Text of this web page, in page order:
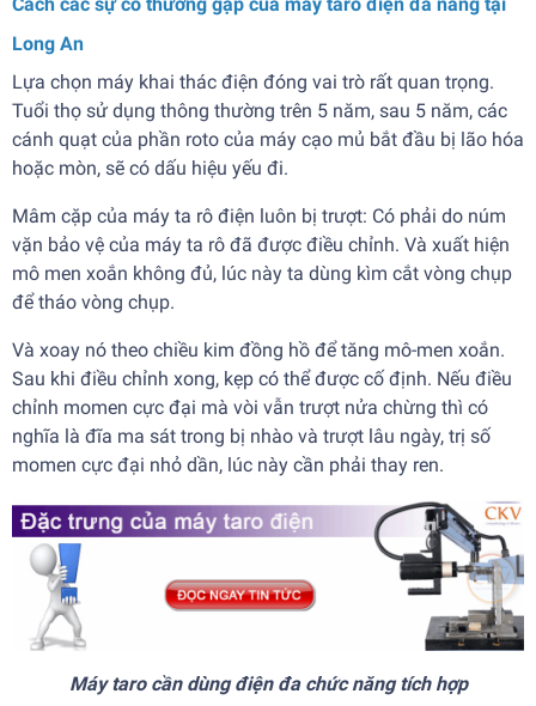
Long An
Lựa chọn máy khai thác điện đóng vai trò rất quan trọng.
Tuổi thọ sử dụng thông thường trên 5 năm, sau 5 năm, các
cánh quạt của phần roto của máy cạo mủ bắt đầu bị lão hóa
hoặc mòn, sẽ có dấu hiệu yếu đi.
Mâm cặp của máy ta rô điện luôn bị trượt: Có phải do núm
vặn bảo vệ của máy ta rô đã được điều chỉnh. Và xuất hiện
mô men xoắn không đủ, lúc này ta dùng kìm cắt vòng chụp
để tháo vòng chụp.
Và xoay nó theo chiều kim đồng hồ để tăng mô-men xoắn.
Sau khi điều chỉnh xong, kẹp có thể được cố định. Nếu điều
chỉnh momen cực đại mà vòi vẫn trượt nửa chừng thì có
nghĩa là đĩa ma sát trong bị nhào và trượt lâu ngày, trị số
momen cực đại nhỏ dần, lúc này cần phải thay ren.
Máy taro cần dùng điện đa chức năng tích hợp